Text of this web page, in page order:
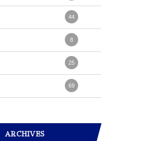
44
8
25
69
ARCHIVES